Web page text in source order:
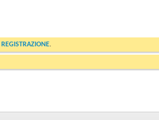
REGISTRAZIONE.